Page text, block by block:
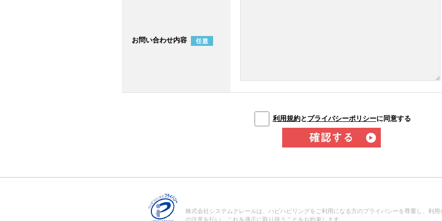
お問い合わせ内容
利用規約とプライバシーポリシーに同意する
株式会社システムクレールは、ハピハピリングをご利用になる方のプライバシーを尊重し、利
の注意を払い、これを適正に取り扱うことをお約束します。